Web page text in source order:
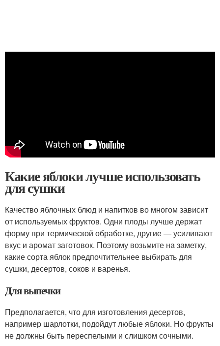
Какие яблоки лучше использовать
для сушки
Качество яблочных блюд и напитков во многом зависит
от используемых фруктов. Одни плоды лучше держат
форму при термической обработке, другие — усиливают
вкус и аромат заготовок. Поэтому возьмите на заметку,
какие сорта яблок предпочтительнее выбирать для
сушки, десертов, соков и варенья.
Для выпечки
Предполагается, что для изготовления десертов,
например шарлотки, подойдут любые яблоки. Но фрукты
не должны быть переспелыми и слишком сочными.